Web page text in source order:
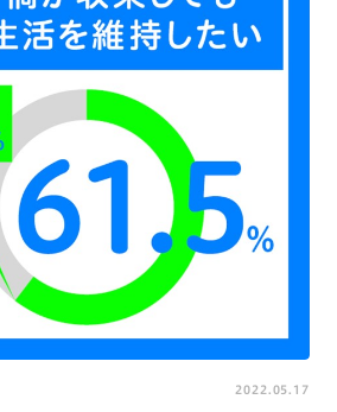
2022.05.17